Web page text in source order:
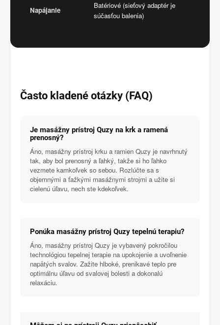
Napájanie
Batériové (sieťový adaptér je
súčasťou balenia)
Často kladené otázky (FAQ)
Je masážny prístroj Quzy na krk a ramená
prenosný?
Áno, masážny prístroj krku a ramien Quzy je navrhnutý
tak, aby bol prenosný a ľahký, takže si ho ľahko
vezmete kamkoľvek so sebou. Rozlúčte sa s
objemnými a ťažkými masážnymi strojmi a užite si
cielenú úľavu, nech ste kdekoľvek.
Ponúka masážny prístroj Quzy tepelnú terapiu?
Áno, masážny prístroj Quzy je vybavený pokročilou
technológiou tepelnej terapie na upokojenie a uvoľnenie
napätých svalov. Zažite hlboké, prenikavé teplo pre
optimálnu úľavu od svalovej bolesti a dokonalú
relaxáciu.